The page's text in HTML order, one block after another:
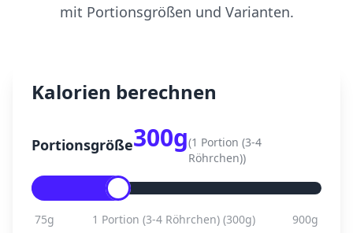
mit Portionsgrößen und Varianten.
Kalorien berechnen
Portionsgröße300g(1 Portion (3-4
Röhrchen))
75g 1 Portion (3-4 Röhrchen)(300g) 900g